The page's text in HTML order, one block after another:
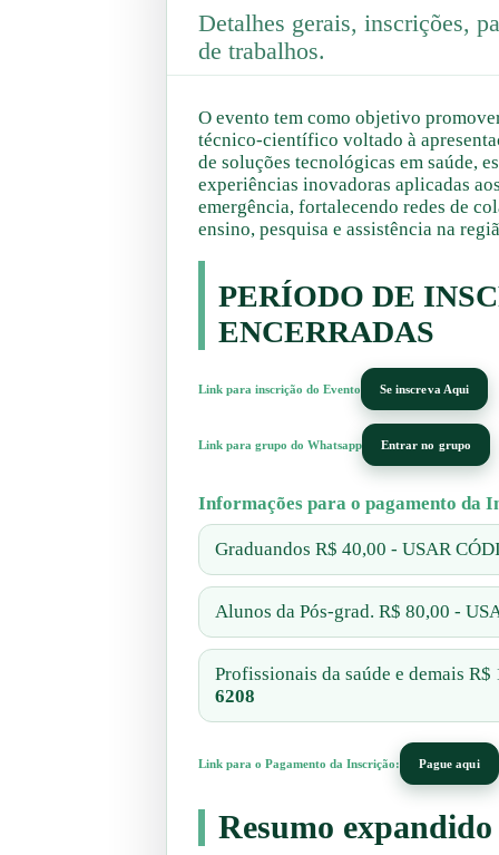
Detalhes gerais, inscrições,
de trabalhos.
O evento tem como objetivo
técnico-científico voltado à
de soluções tecnológicas em saúde,
experiências inovadoras aplicadas
emergência, fortalecendo redes de
ensino, pesquisa e assistência na
PERÍODO DE
ENCERRADAS
Link para inscrição do Evento Se inscreva Aqui
Link para grupo do Whatsapp Entrar no grupo
Informações para o pagamento da
Graduandos R$ 40,00 - USAR
Alunos da Pós-grad. R$ 80,00 -
Profissionais da saúde e demais
6208
Link para o Pagamento da Inscrição: Pague aqui
Resumo expandido